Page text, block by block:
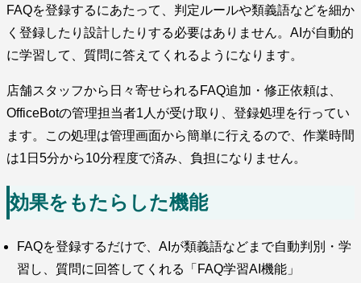
FAQを登録するにあたって、判定ルールや類義語などを細か
く登録したり設計したりする必要はありません。AIが自動的
に学習して、質問に答えてくれるようになります。
店舗スタッフから日々寄せられるFAQ追加・修正依頼は、
OfficeBotの管理担当者1人が受け取り、登録処理を行ってい
ます。この処理は管理画面から簡単に行えるので、作業時間
は1日5分から10分程度で済み、負担になりません。
効果をもたらした機能
FAQを登録するだけで、AIが類義語などまで自動判別・学
習し、質問に回答してくれる「FAQ学習AI機能」